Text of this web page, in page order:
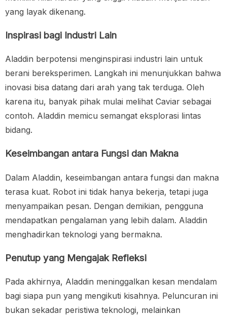
yang layak dikenang.
Inspirasi bagi Industri Lain
Aladdin berpotensi menginspirasi industri lain untuk
berani bereksperimen. Langkah ini menunjukkan bahwa
inovasi bisa datang dari arah yang tak terduga. Oleh
karena itu, banyak pihak mulai melihat Caviar sebagai
contoh. Aladdin memicu semangat eksplorasi lintas
bidang.
Keseimbangan antara Fungsi dan Makna
Dalam Aladdin, keseimbangan antara fungsi dan makna
terasa kuat. Robot ini tidak hanya bekerja, tetapi juga
menyampaikan pesan. Dengan demikian, pengguna
mendapatkan pengalaman yang lebih dalam. Aladdin
menghadirkan teknologi yang bermakna.
Penutup yang Mengajak Refleksi
Pada akhirnya, Aladdin meninggalkan kesan mendalam
bagi siapa pun yang mengikuti kisahnya. Peluncuran ini
bukan sekadar peristiwa teknologi, melainkan